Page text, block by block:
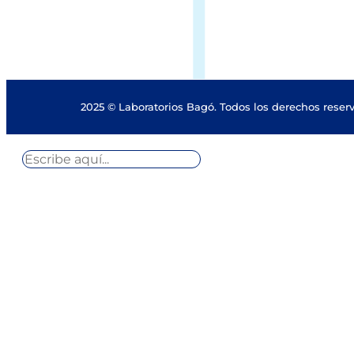
2025 © Laboratorios Bagó. Todos los derechos